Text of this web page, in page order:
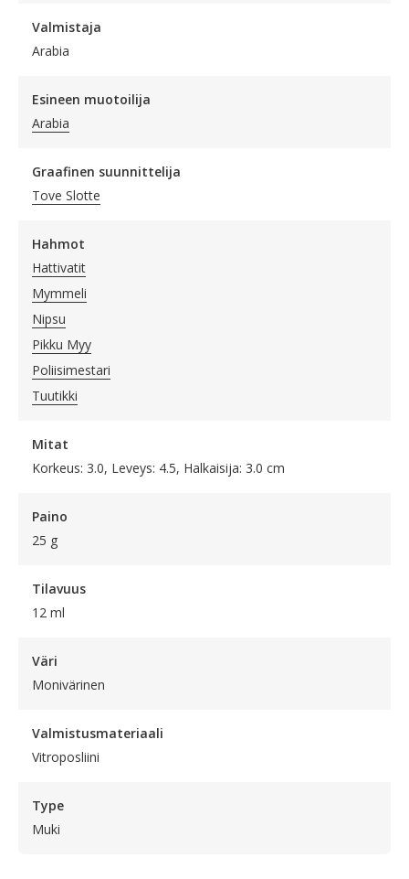
Valmistaja
Arabia
Esineen muotoilija
Arabia
Graafinen suunnittelija
Tove Slotte
Hahmot
Hattivatit
Mymmeli
Nipsu
Pikku Myy
Poliisimestari
Tuutikki
Mitat
Korkeus: 3.0, Leveys: 4.5, Halkaisija: 3.0 cm
Paino
25 g
Tilavuus
12 ml
Väri
Monivärinen
Valmistusmateriaali
Vitroposliini
Type
Muki